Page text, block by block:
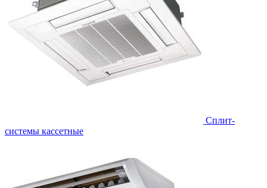
Сплит-
системы кассетные